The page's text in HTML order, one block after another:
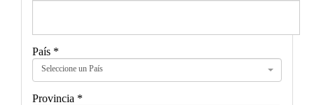
País *
Seleccione un País
Provincia *